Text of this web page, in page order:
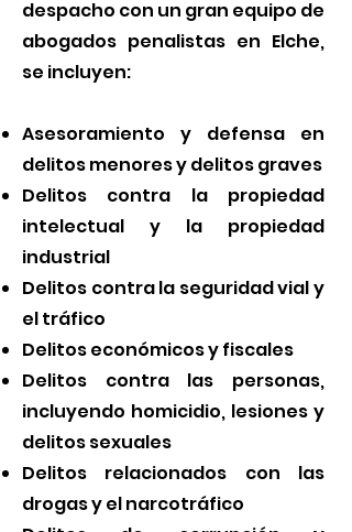
despacho con un gran equipo de
abogados penalistas en Elche,
se incluyen:
Asesoramiento y defensa en
delitos menores y delitos graves
Delitos contra la propiedad
intelectual y la propiedad
industrial
Delitos contra la seguridad vial y
el tráfico
Delitos económicos y fiscales
Delitos contra las personas,
incluyendo homicidio, lesiones y
delitos sexuales
Delitos relacionados con las
drogas y el narcotráfico